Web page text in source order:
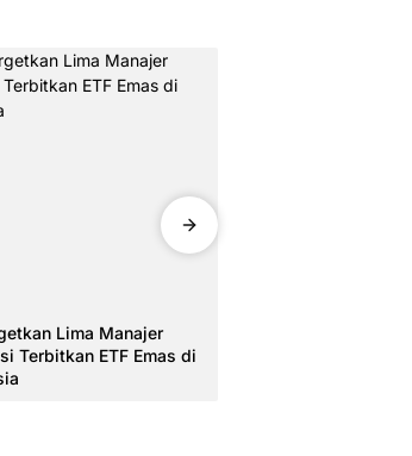
Lima Manajer
Terbitkan ETF Emas di